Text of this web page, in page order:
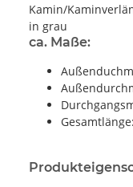
Kamin/
in grau
ca. Maße: